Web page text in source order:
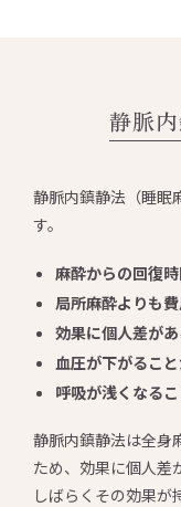
静脈
静脈内鎮静法（睡眠
す。
麻酔からの回復
局所麻酔よりも
効果に個人差が
血圧が下がるこ
呼吸が浅くなる
静脈内鎮静法は全身
ため、効果に個人差
しばらくその効果が